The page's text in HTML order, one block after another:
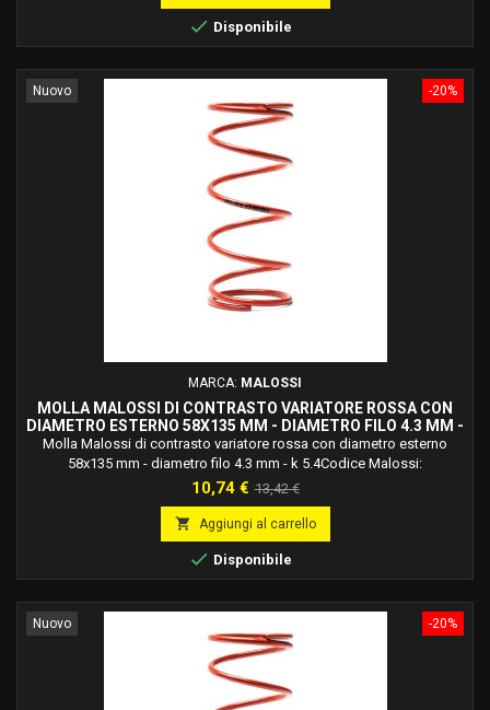
 Disponibile
-20%
Nuovo
MARCA: MALOSSI
MOLLA MALOSSI DI CONTRASTO VARIATORE ROSSA CON
DIAMETRO ESTERNO 58X135 MM - DIAMETRO FILO 4.3 MM -
K 5.4 2916465.R0
Molla Malossi di contrasto variatore rossa con diametro esterno
58x135 mm - diametro filo 4.3 mm - k 5.4Codice Malossi:
2916465.r0Molle in acciaio legato al silicio ad alto tenore di carbonio,
trattato termicamente, bilanciate dinamicamente, verniciate a forno e
studiate e calcolate per ogni applicazione specifica.
Prezzo
10,74 € Prezzo
base
13,42 €
 Aggiungi al carrello
 Disponibile
-20%
Nuovo